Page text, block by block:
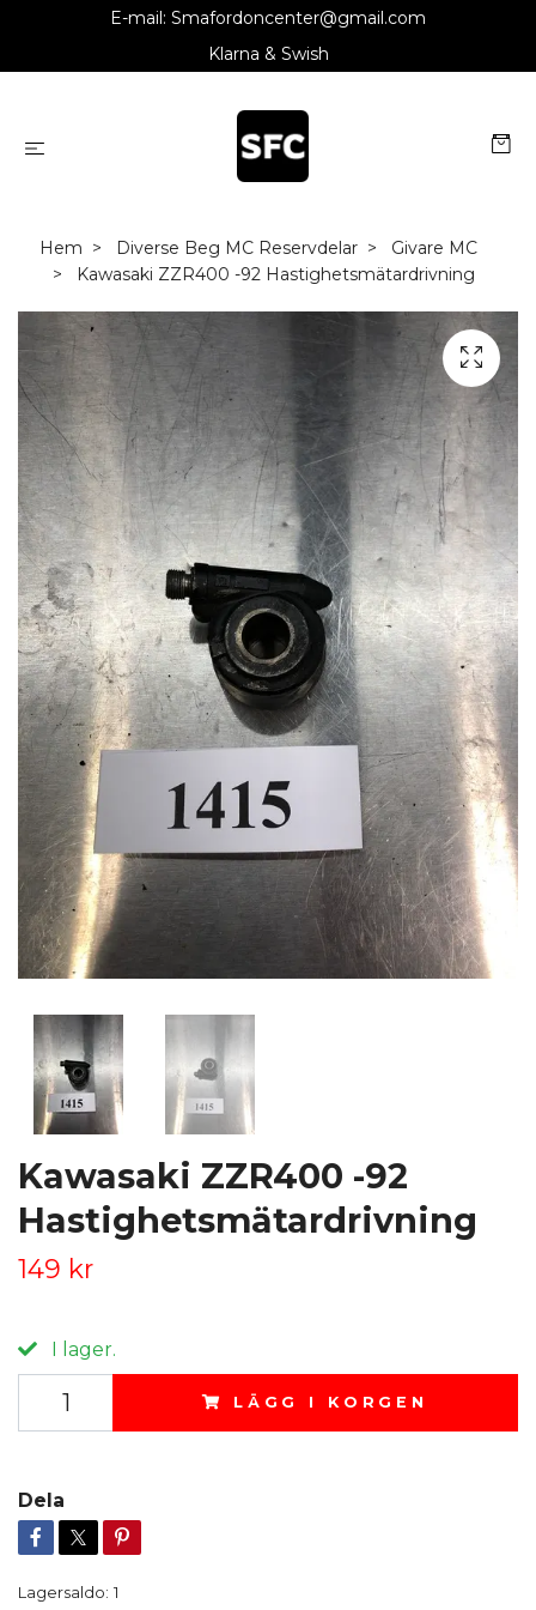
E-mail: Smafordoncenter@gmail.com
Klarna & Swish
Hem Diverse Beg MC Reservdelar
Givare MC
Kawasaki ZZR400 -92 Hastighetsmätardrivning
Kawasaki ZZR400 -92
Hastighetsmätardrivning
149 kr
I lager.
LÄGG I KORGEN
Dela
Lagersaldo: 1